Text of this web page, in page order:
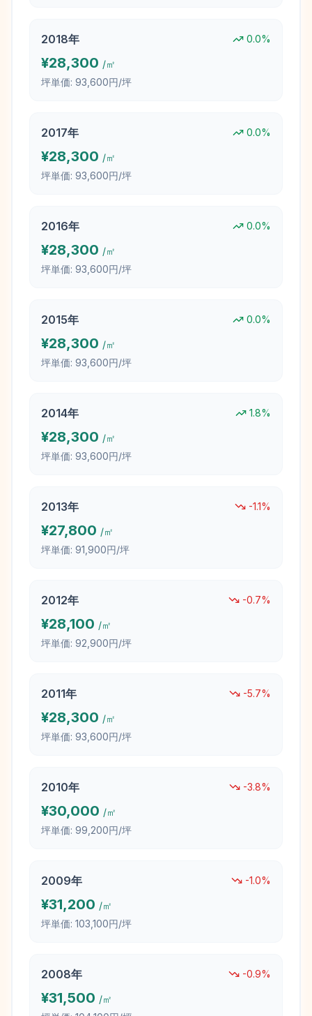
2018年 0.0%
¥28,300 /㎡
坪単価: 93,600円/坪
2017年 0.0%
¥28,300 /㎡
坪単価: 93,600円/坪
2016年 0.0%
¥28,300 /㎡
坪単価: 93,600円/坪
2015年 0.0%
¥28,300 /㎡
坪単価: 93,600円/坪
2014年 1.8%
¥28,300 /㎡
坪単価: 93,600円/坪
2013年 -1.1%
¥27,800 /㎡
坪単価: 91,900円/坪
2012年 -0.7%
¥28,100 /㎡
坪単価: 92,900円/坪
2011年 -5.7%
¥28,300 /㎡
坪単価: 93,600円/坪
2010年 -3.8%
¥30,000 /㎡
坪単価: 99,200円/坪
2009年 -1.0%
¥31,200 /㎡
坪単価: 103,100円/坪
2008年 -0.9%
¥31,500 /㎡